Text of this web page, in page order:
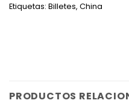
Etiquetas: Billetes, China
PRODUCTOS